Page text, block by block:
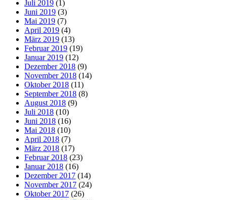
Juli 2019 (1)
Juni 2019 (3)
Mai 2019 (7)
April 2019 (4)
März 2019 (13)
Februar 2019 (19)
Januar 2019 (12)
Dezember 2018 (9)
November 2018 (14)
Oktober 2018 (11)
September 2018 (8)
August 2018 (9)
Juli 2018 (10)
Juni 2018 (16)
Mai 2018 (10)
April 2018 (7)
März 2018 (17)
Februar 2018 (23)
Januar 2018 (16)
Dezember 2017 (14)
November 2017 (24)
Oktober 2017 (26)